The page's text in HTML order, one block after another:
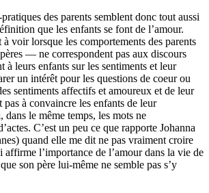
des parents semblent donc tout aussi
que les enfants se font de l’amour.
voir lorsque les comportements des parents
— ne correspondent pas aux discours
à leurs enfants sur les sentiments et leur
un intérêt pour les questions de coeur ou
sentiments affectifs et amoureux et de leur
à convaincre les enfants de leur
dans le même temps, les mots ne
C’est un peu ce que rapporte Johanna
quand elle me dit ne pas vraiment croire
affirme l’importance de l’amour dans la vie de
son père lui-même ne semble pas s’y